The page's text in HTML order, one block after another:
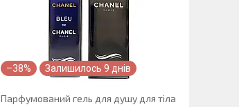
–38% Залишилось 9 днів
Парфумований гель для душу для тіла